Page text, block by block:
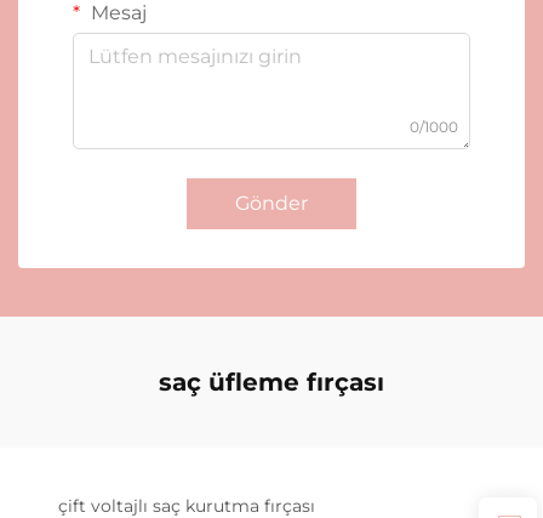
Mesaj
0/1000
Gönder
saç üfleme fırçası
çift voltajlı saç kurutma fırçası